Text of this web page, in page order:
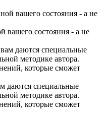
вашего состояния - а не
даются специальные
методике автора.
которые сможет